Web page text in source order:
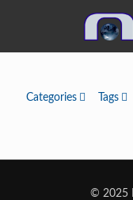
Categories Tags
© 2025